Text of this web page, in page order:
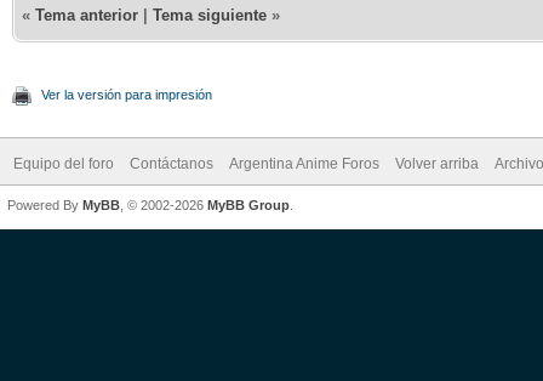
« Tema anterior Tema siguiente »
Ver la versión para impresión
Equipo del foro Contáctanos Argentina Anime Foros Volver arriba
Powered By MyBB , © 2002-2026 MyBB Group